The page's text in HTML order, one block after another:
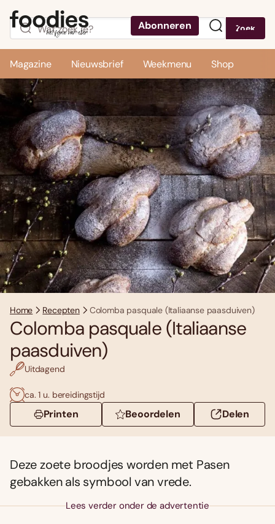
Abonneren Zoek
Magazine Nieuwsbrief Weekmenu Shop
Home Recepten Colomba pasquale (Italiaanse paasduiven)
Colomba pasquale (Italiaanse
paasduiven)
Uitdagend
ca. 1 u. bereidingstijd
Printen Beoordelen Delen
Deze zoete broodjes worden met Pasen
gebakken als symbool van vrede.
Lees verder onder de advertentie